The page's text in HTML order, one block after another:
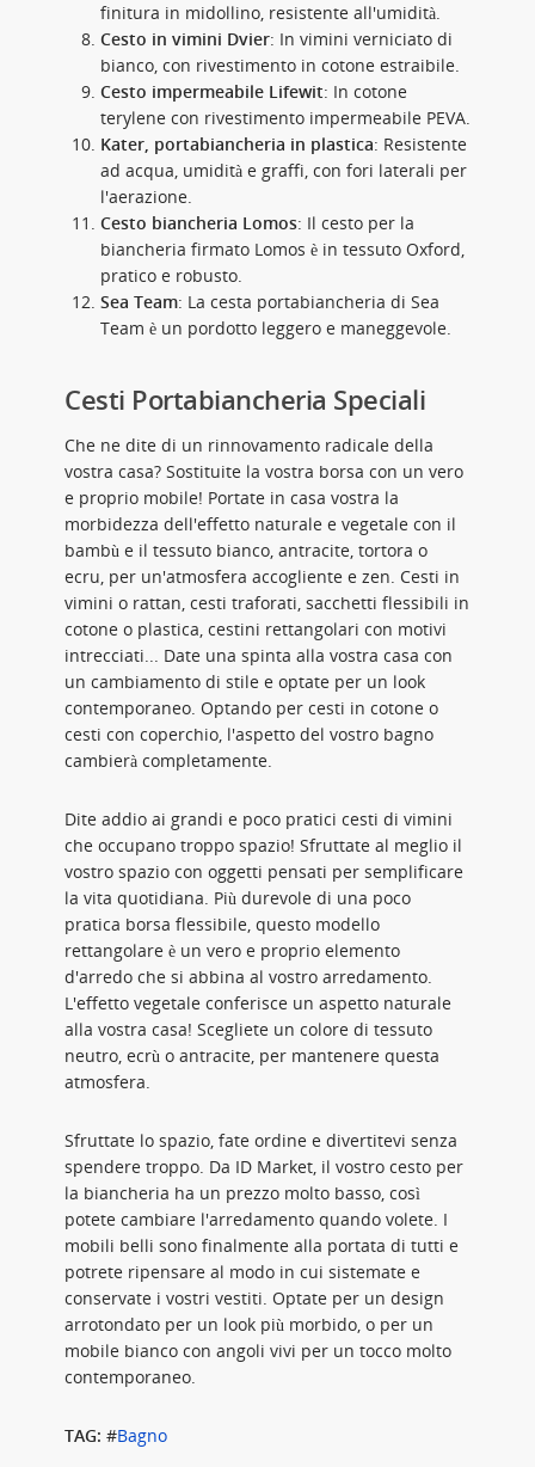
finitura in midollino, resistente all'umidità.
Cesto in vimini Dvier: In vimini verniciato di
bianco, con rivestimento in cotone estraibile.
Cesto impermeabile Lifewit: In cotone
terylene con rivestimento impermeabile PEVA.
Kater, portabiancheria in plastica: Resistente
ad acqua, umidità e graffi, con fori laterali per
l'aerazione.
Cesto biancheria Lomos: Il cesto per la
biancheria firmato Lomos è in tessuto Oxford,
pratico e robusto.
Sea Team: La cesta portabiancheria di Sea
Team è un pordotto leggero e maneggevole.
Cesti Portabiancheria Speciali
Che ne dite di un rinnovamento radicale della
vostra casa? Sostituite la vostra borsa con un vero
e proprio mobile! Portate in casa vostra la
morbidezza dell'effetto naturale e vegetale con il
bambù e il tessuto bianco, antracite, tortora o
ecru, per un'atmosfera accogliente e zen. Cesti in
vimini o rattan, cesti traforati, sacchetti flessibili in
cotone o plastica, cestini rettangolari con motivi
intrecciati... Date una spinta alla vostra casa con
un cambiamento di stile e optate per un look
contemporaneo. Optando per cesti in cotone o
cesti con coperchio, l'aspetto del vostro bagno
cambierà completamente.
Dite addio ai grandi e poco pratici cesti di vimini
che occupano troppo spazio! Sfruttate al meglio il
vostro spazio con oggetti pensati per semplificare
la vita quotidiana. Più durevole di una poco
pratica borsa flessibile, questo modello
rettangolare è un vero e proprio elemento
d'arredo che si abbina al vostro arredamento.
L'effetto vegetale conferisce un aspetto naturale
alla vostra casa! Scegliete un colore di tessuto
neutro, ecrù o antracite, per mantenere questa
atmosfera.
Sfruttate lo spazio, fate ordine e divertitevi senza
spendere troppo. Da ID Market, il vostro cesto per
la biancheria ha un prezzo molto basso, così
potete cambiare l'arredamento quando volete. I
mobili belli sono finalmente alla portata di tutti e
potrete ripensare al modo in cui sistemate e
conservate i vostri vestiti. Optate per un design
arrotondato per un look più morbido, o per un
mobile bianco con angoli vivi per un tocco molto
contemporaneo.
TAG: #Bagno